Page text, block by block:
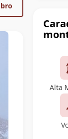
Alta